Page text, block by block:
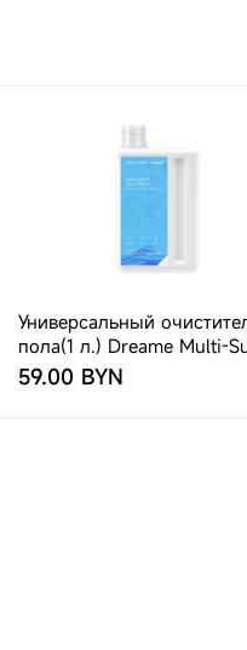
Универсальный
пола(1 л.) Dreame Multi-
Floor Cleaner(AWH7)
59.00 BYN